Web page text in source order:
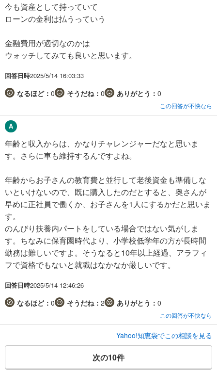
今も資産として持っていて
ローンの金利は払うっていう
金融費用が適切なのかは
ウォッチしてみても良いと思います。
回答日時2025/5/14 16:03:33
なるほど： 0 そうだね： 0 ありがとう： 0
この回答が不快なら
年齢と収入からは、かなりチャレンジャーだなと思いま
す。さらに車も維持するんですよね。
年齢からお子さんの教育費と並行して老後資金も準備しな
いといけないので、既に購入したのだとすると、奥さんが
早めに正社員で働くか、お子さんを1人にするかだと思いま
す。
のんびり扶養内パートをしている場合ではない気がしま
す。ちなみに保育園時代より、小学校低学年の方が長時間
勤務は難しいですよ。そうなると10年以上経過、アラフィ
フで資格でもないと就職はなかなか厳しいです。
回答日時2025/5/14 12:46:26
なるほど： 0 そうだね： 2 ありがとう： 0
この回答が不快なら
Yahoo!知恵袋でこの相談を見る
次の10件